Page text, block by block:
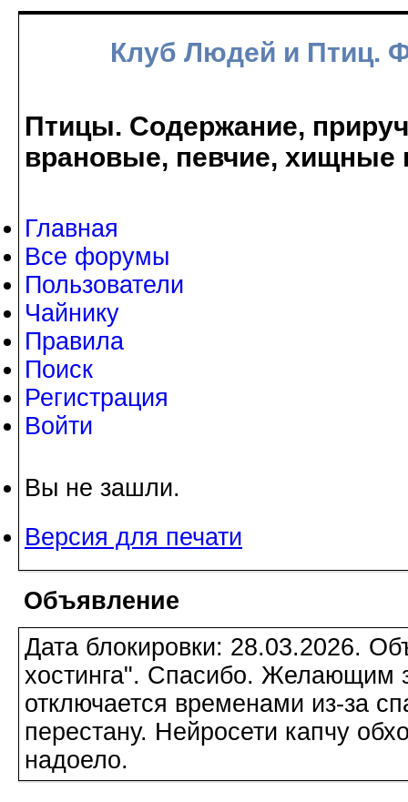
Клуб Людей и Птиц.
Птицы. Содержание,
врановые, певчие, хищные
Главная
Все форумы
Пользователи
Чайнику
Правила
Поиск
Регистрация
Войти
Вы не зашли.
Версия для печати
Объявление
Дата блокировки: 28.03.2026.
хостинга". Спасибо. Желающим
отключается временами из-за
перестану. Нейросети капчу
надоело.